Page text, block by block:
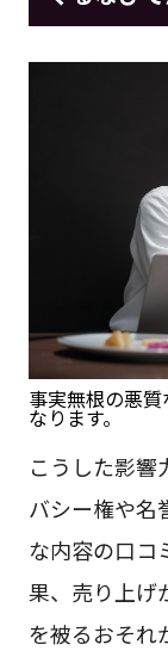
事実無根の悪
なります。
こうした影響
バシー権や名
な内容の口コ
果、売り上げ
を被るおそれ